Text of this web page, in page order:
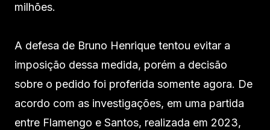
milhões.
A defesa de Bruno Henrique tentou evitar a
imposição dessa medida, porém a decisão
sobre o pedido foi proferida somente agora. De
acordo com as investigações, em uma partida
entre Flamengo e Santos, realizada em 2023,